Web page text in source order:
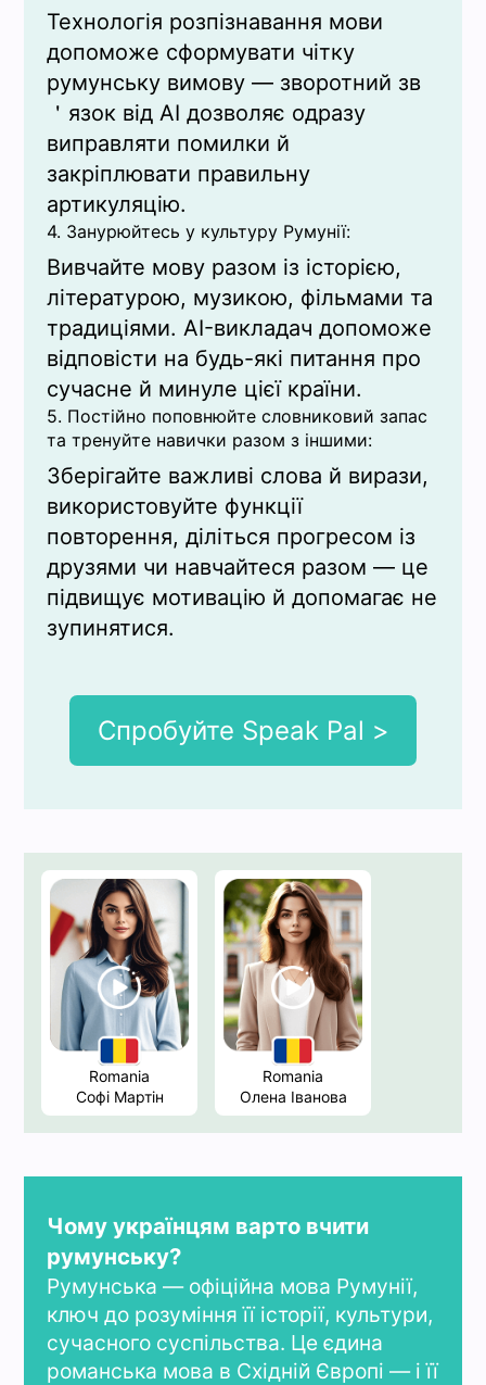
Технологія розпізнавання мови
допоможе сформувати чітку
румунську вимову — зворотний зв
＇язок від AI дозволяє одразу
виправляти помилки й
закріплювати правильну
артикуляцію.
4. Занурюйтесь у культуру Румунії:
Вивчайте мову разом із історією,
літературою, музикою, фільмами та
традиціями. AI-викладач допоможе
відповісти на будь-які питання про
сучасне й минуле цієї країни.
5. Постійно поповнюйте словниковий запас
та тренуйте навички разом з іншими:
Зберігайте важливі слова й вирази,
використовуйте функції
повторення, діліться прогресом із
друзями чи навчайтеся разом — це
підвищує мотивацію й допомагає не
зупинятися.
Спробуйте Speak Pal >
Romania
Софі Мартін
Romania
Олена Іванова
Чому українцям варто вчити
румунську?
Румунська — офіційна мова Румунії,
ключ до розуміння її історії, культури,
сучасного суспільства. Це єдина
романська мова в Східній Європі — і її